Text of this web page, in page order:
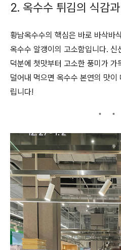
2. 옥수수 튀김의 식감
황남옥수수의 핵심은 바로 바삭바
옥수수 알갱이의 고소함입니다. 신
덕분에 첫맛부터 고소한 풍미가
덜어내 먹으면 옥수수 본연의 맛
립니다!